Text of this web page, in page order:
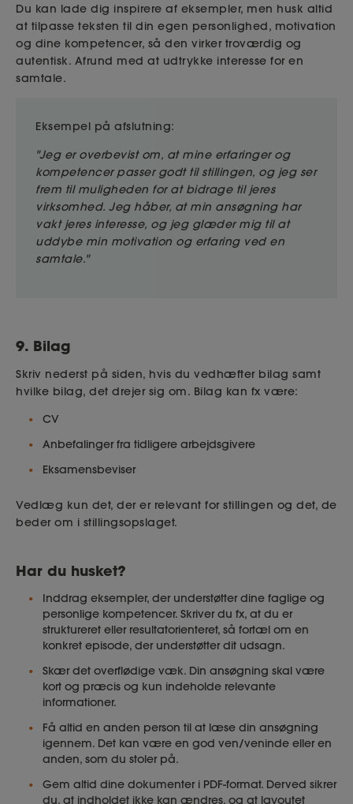
Du kan lade dig inspirere af eksempler, men husk altid
at tilpasse teksten til din egen personlighed, motivation
og dine kompetencer, så den virker troværdig og
autentisk. Afrund med at udtrykke interesse for en
samtale.
Eksempel på afslutning:
"Jeg er overbevist om, at mine erfaringer og
kompetencer passer godt til stillingen, og jeg ser
frem til muligheden for at bidrage til jeres
virksomhed. Jeg håber, at min ansøgning har
vakt jeres interesse, og jeg glæder mig til at
uddybe min motivation og erfaring ved en
samtale."
9. Bilag
Skriv nederst på siden, hvis du vedhæfter bilag samt
hvilke bilag, det drejer sig om. Bilag kan fx være:
CV
Anbefalinger fra tidligere arbejdsgivere
Eksamensbeviser
Vedlæg kun det, der er relevant for stillingen og det, de
beder om i stillingsopslaget.
Har du husket?
Inddrag eksempler, der understøtter dine faglige og
personlige kompetencer. Skriver du fx, at du er
struktureret eller resultatorienteret, så fortæl om en
konkret episode, der understøtter dit udsagn.
Skær det overflødige væk. Din ansøgning skal være
kort og præcis og kun indeholde relevante
informationer.
Få altid en anden person til at læse din ansøgning
igennem. Det kan være en god ven/veninde eller en
anden, som du stoler på.
Gem altid dine dokumenter i PDF-format. Derved sikrer
du, at indholdet ikke kan ændres, og at layoutet